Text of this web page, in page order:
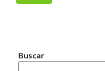
Buscar